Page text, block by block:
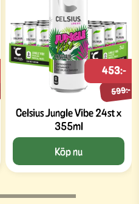
Celsius Jungle Vibe 24st x
355ml
599:-
453:-
Köp nu